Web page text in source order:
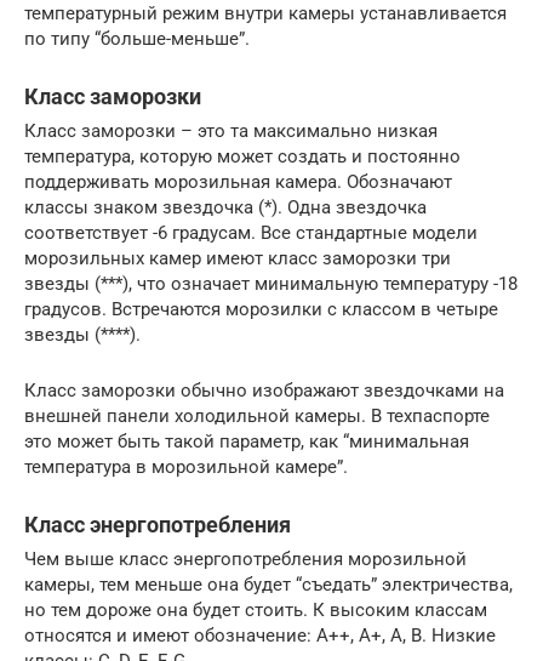
температурный режим внутри камеры устанавливается
по типу “больше-меньше”.
Класс заморозки
Класс заморозки – это та максимально низкая
температура, которую может создать и постоянно
поддерживать морозильная камера. Обозначают
классы знаком звездочка (*). Одна звездочка
соответствует -6 градусам. Все стандартные модели
морозильных камер имеют класс заморозки три
звезды (***), что означает минимальную температуру -18
градусов. Встречаются морозилки с классом в четыре
звезды (****).
Класс заморозки обычно изображают звездочками на
внешней панели холодильной камеры. В техпаспорте
это может быть такой параметр, как “минимальная
температура в морозильной камере”.
Класс энергопотребления
Чем выше класс энергопотребления морозильной
камеры, тем меньше она будет “съедать” электричества,
но тем дороже она будет стоить. К высоким классам
относятся и имеют обозначение: А++, А+, А, В. Низкие